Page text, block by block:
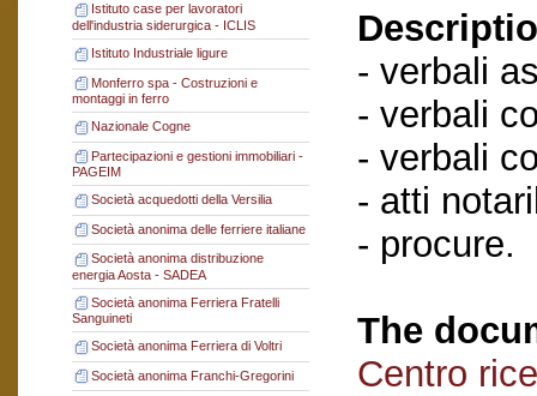
Istituto case per lavoratori
dell'industria siderurgica - ICLIS
Istituto Industriale ligure
Monferro spa - Costruzioni e
montaggi in ferro
Nazionale Cogne
Partecipazioni e gestioni immobiliari -
PAGEIM
Società acquedotti della Versilia
Società anonima delle ferriere italiane
Società anonima distribuzione
energia Aosta - SADEA
Società anonima Ferriera Fratelli
Sanguineti
Società anonima Ferriera di Voltri
Società anonima Franchi-Gregorini
- verbali
- verbali
- verbali
- atti
- procure.
The
Centro